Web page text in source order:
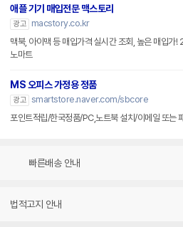
애플 기기 매입전문 맥스토리
광고
macstory.co.kr
맥북, 아이맥 등 매입가격 실시간 조회, 높은 매입가!
노마트
MS 오피스 가정용 정품
광고 smartstore.naver.com/sbcore
포인트적립/한국정품/PC,노트북 설치/이메일 또는
빠른배송 안내
법적고지 안내